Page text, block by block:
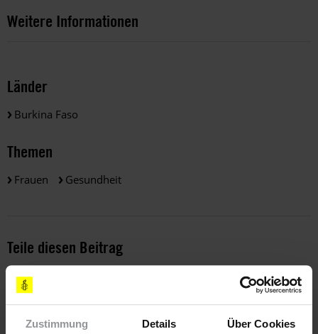
Zustimmung Details Über Cookies
Weitere Informationen
Länder
Burkina Faso
Themen
Frauen Gesundheit
Teile diesen Beitrag